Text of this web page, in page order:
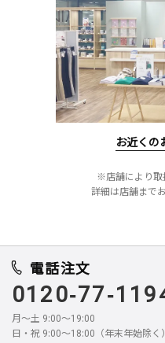
お近くの
※店舗により取
詳細は店舗まで
電話注文
0120-77-
月～土 9:00～19:00
日・祝 9:00～18:00（年末年始除く）